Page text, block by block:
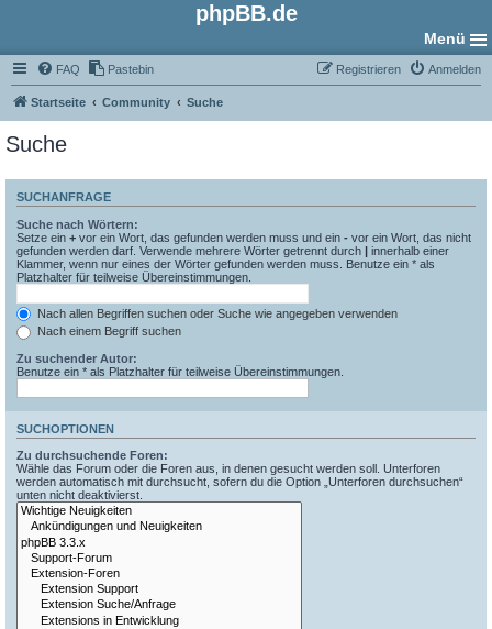
phpBB.de
Menü
FAQ Pastebin Anmelden
Registrieren
Startseite Community Suche
Suche
SUCHANFRAGE
Suche nach Wörtern:
Setze ein + vor ein Wort, das gefunden werden muss und ein - vor ein Wort, das nicht
gefunden werden darf. Verwende mehrere Wörter getrennt durch | innerhalb einer
Klammer, wenn nur eines der Wörter gefunden werden muss. Benutze ein * als
Platzhalter für teilweise Übereinstimmungen.
Nach allen Begriffen suchen oder Suche wie angegeben verwenden
Nach einem Begriff suchen
Zu suchender Autor:
Benutze ein * als Platzhalter für teilweise Übereinstimmungen.
SUCHOPTIONEN
Zu durchsuchende Foren:
Wähle das Forum oder die Foren aus, in denen gesucht werden soll. Unterforen
werden automatisch mit durchsucht, sofern du die Option „Unterforen durchsuchen“
unten nicht deaktivierst.